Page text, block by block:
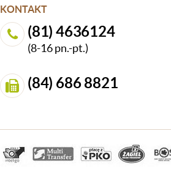
KONTAKT
(81) 4636124
(8-16 pn.-pt.)
(84) 686 8821